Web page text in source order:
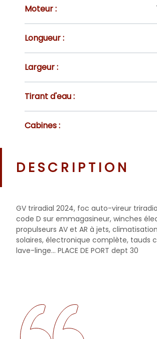
Moteur :
Longueur :
Largeur :
Tirant d'eau :
Cabines :
DESCRIPTION
GV triradial 2024, foc auto-vireur
code D sur emmagasineur, winches
propulseurs AV et AR à jets,
solaires, électronique complète, tauds
lave-linge... PLACE DE PORT dept 30